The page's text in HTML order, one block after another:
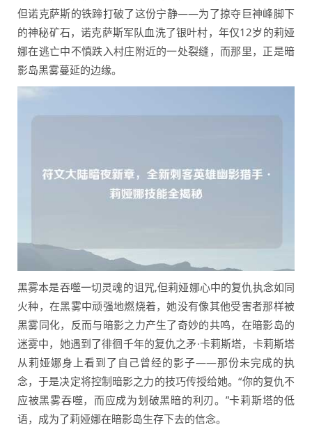
但诺克萨斯的铁蹄打破了这份宁静——为了掠夺巨神峰脚下
的神秘矿石，诺克萨斯军队血洗了银叶村，年仅12岁的莉娅
娜在逃亡中不慎跌入村庄附近的一处裂缝，而那里，正是暗
影岛黑雾蔓延的边缘。
黑雾本是吞噬一切灵魂的诅咒,但莉娅娜心中的复仇执念如同
火种，在黑雾中顽强地燃烧着，她没有像其他受害者那样被
黑雾同化，反而与暗影之力产生了奇妙的共鸣，在暗影岛的
迷雾中，她遇到了徘徊千年的复仇之矛·卡莉斯塔，卡莉斯塔
从莉娅娜身上看到了自己曾经的影子——那份未完成的执
念，于是决定将控制暗影之力的技巧传授给她。“你的复仇不
应被黑雾吞噬，而应成为划破黑暗的利刃。”卡莉斯塔的低
语，成为了莉娅娜在暗影岛生存下去的信念。